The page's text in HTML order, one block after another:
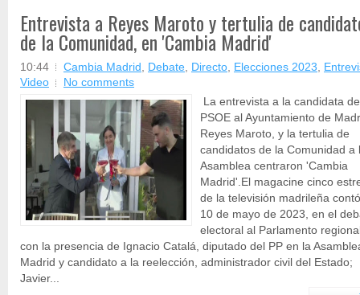
Entrevista a Reyes Maroto y tertulia de
de la Comunidad, en 'Cambia Madrid'
10:44 Cambia Madrid , Debate, Directo, Elecciones 2023,
Video
No comments
La entrevista a la candidata
PSOE al Ayuntamiento de
Reyes Maroto, y la tertulia de
candidatos de la Comunidad a
Asamblea centraron 'Cambia
Madrid'.El magacine cinco
de la televisión madrileña
10 de mayo de 2023, en el
electoral al Parlamento
con la presencia de Ignacio Catalá, diputado del PP en la
Madrid y candidato a la reelección, administrador civil del Estado;
Javier...